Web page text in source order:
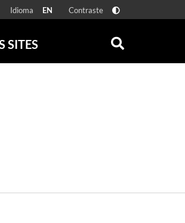
Idioma EN Contraste
SITES